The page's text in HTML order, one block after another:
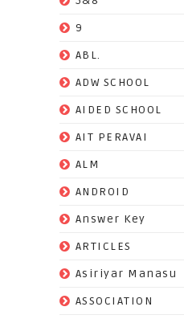
9
ABL.
ADW SCHOOL
AIDED SCHOOL
AIT PERAVAI
ALM
ANDROID
Answer Key
ARTICLES
Asiriyar Manasu
ASSOCIATION